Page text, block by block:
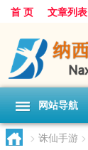
首 页 文章列表
网站导航
> 诛仙手游 >